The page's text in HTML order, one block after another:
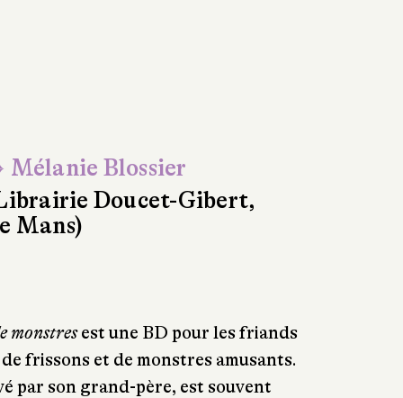
Blossier
Doucet-Gibert,
Mans)
monstresest une BD pour les friands
frissons et de monstres amusants.
par son grand-père, est souvent